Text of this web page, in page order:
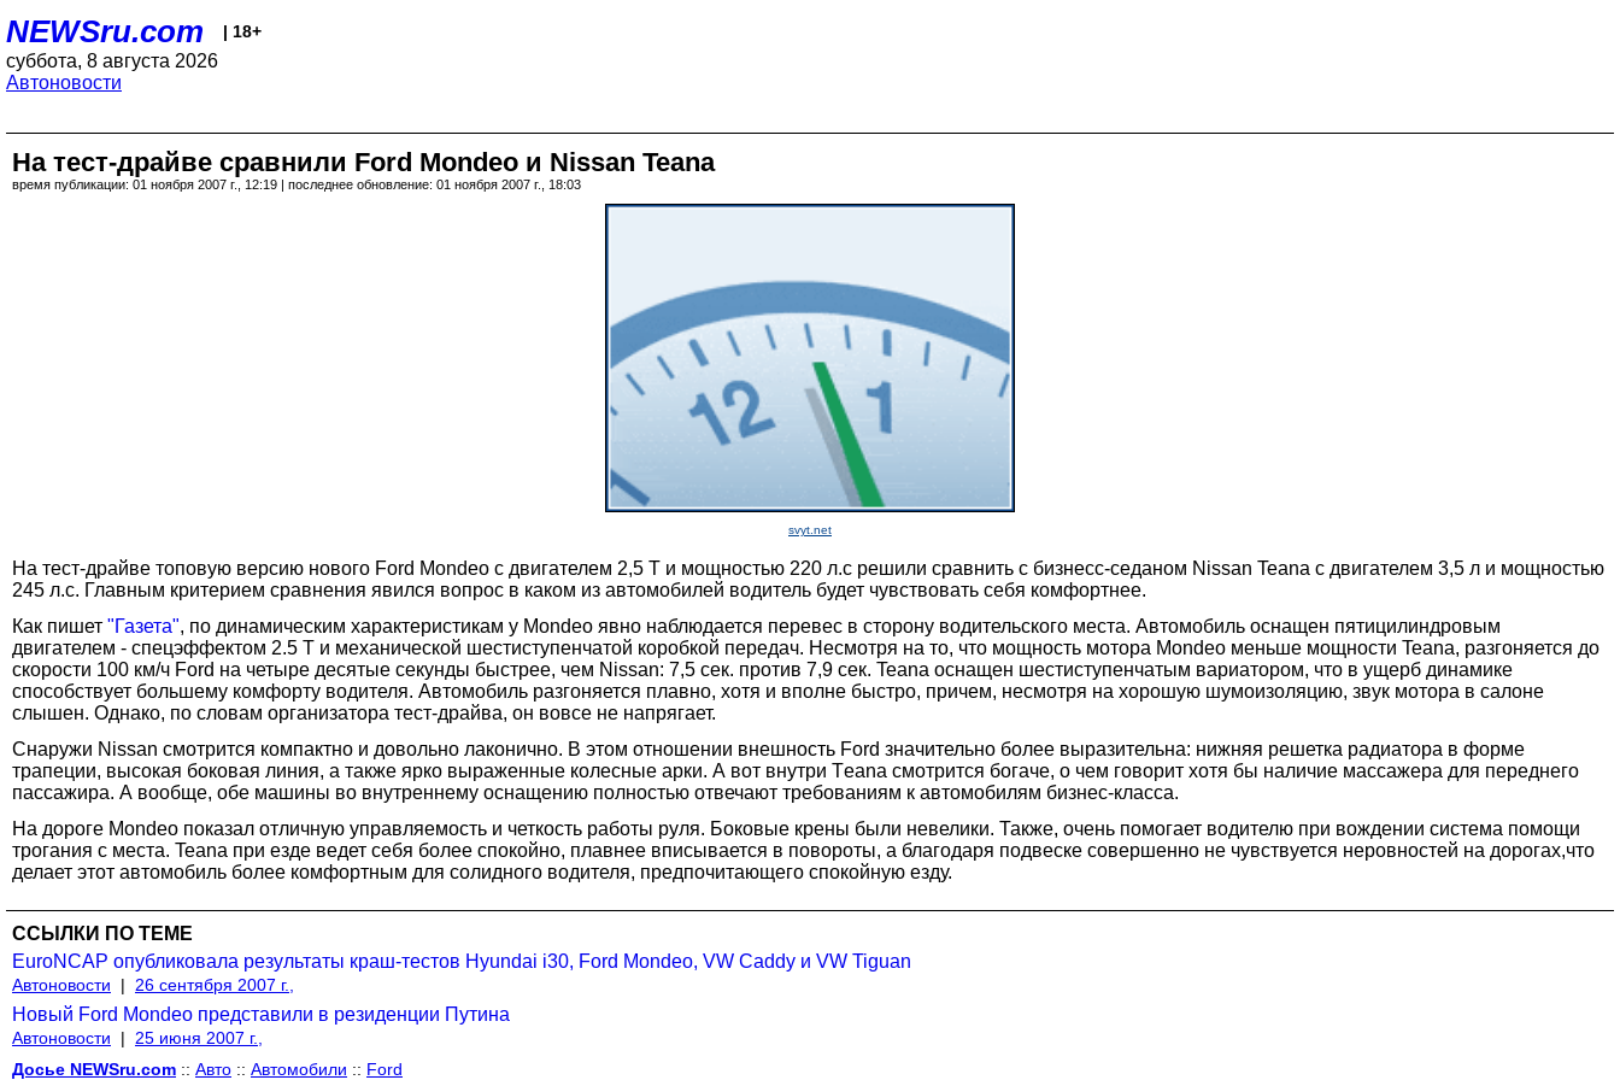
NEWSru.com | 18+
суббота, 8 августа 2026
Автоновости
На тест-драйве сравнили Ford Mondeo и Nissan Teana
время публикации: 01 ноября 2007 г., 12:19 | последнее обновление: 01 ноября 2007 г., 18:03
svyt.net
На тест-драйве топовую версию нового Ford Mondeo с двигателем 2,5 Т и мощностью 220 л.с решили сравнить с бизнесс-седаном Nissan Teana с двигателем 3,5 л и мощностью
245 л.с. Главным критерием сравнения явился вопрос в каком из автомобилей водитель будет чувствовать себя комфортнее.
Как пишет "Газета", по динамическим характеристикам у Mondeo явно наблюдается перевес в сторону водительского места. Автомобиль оснащен пятицилиндровым
двигателем - спецэффектом 2.5 T и механической шестиступенчатой коробкой передач. Несмотря на то, что мощность мотора Mondeo меньше мощности Teana, разгоняется до
скорости 100 км/ч Ford на четыре десятые секунды быстрее, чем Nissan: 7,5 сек. против 7,9 сек. Teana оснащен шестиступенчатым вариатором, что в ущерб динамике
способствует большему комфорту водителя. Автомобиль разгоняется плавно, хотя и вполне быстро, причем, несмотря на хорошую шумоизоляцию, звук мотора в салоне
слышен. Однако, по словам организатора тест-драйва, он вовсе не напрягает.
Снаружи Nissan смотрится компактно и довольно лаконично. В этом отношении внешность Ford значительно более выразительна: нижняя решетка радиатора в форме
трапеции, высокая боковая линия, а также ярко выраженные колесные арки. А вот внутри Тeana смотрится богаче, о чем говорит хотя бы наличие массажера для переднего
пассажира. А вообще, обе машины во внутреннему оснащению полностью отвечают требованиям к автомобилям бизнес-класса.
На дороге Mondeo показал отличную управляемость и четкость работы руля. Боковые крены были невелики. Также, очень помогает водителю при вождении система помощи
трогания с места. Teana при езде ведет себя более спокойно, плавнее вписывается в повороты, а благодаря подвеске совершенно не чувствуется неровностей на дорогах,что
делает этот автомобиль более комфортным для солидного водителя, предпочитающего спокойную езду.
ССЫЛКИ ПО ТЕМЕ
EuroNCAP опубликовала результаты краш-тестов Hyundai i30, Ford Mondeo, VW Caddy и VW Tiguan
Автоновости | 26 сентября 2007 г.,
Новый Ford Mondeo представили в резиденции Путина
Автоновости |
25 июня 2007 г.,
Досье NEWSru.com :: Авто :: Автомобили :: Ford